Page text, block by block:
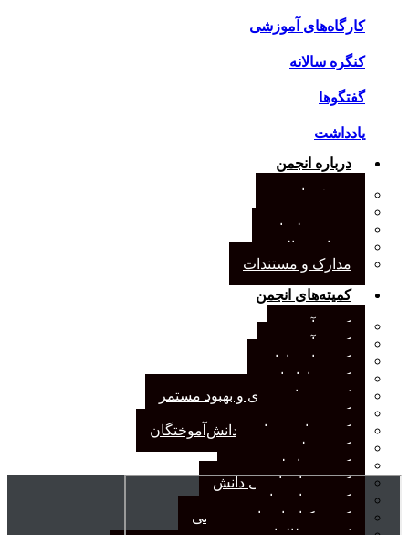
کارگاه‌های آموزشی
کنگره سالانه
گفتگوها
یادداشت
درباره انجمن
معرفی انجمن
صورت‌جلسات
همیاری مالی
مدارک و مستندات
کمیته‌های انجمن
کمیته آرشیو
کمیته آموزش
کمیته انتشارات
کمیته بازاریابی
کمیته برنامه‌ریزی و بهبود مستمر
کمیته پژوهش
کمیته دانشجویان و دانش‌آموختگان
کمیته علم سنجی
کمیته روابط عمومی
کمیته سازماندهی دانش
کمیته شاخه‌ها
کمیته کتابخانه‌های تخصصی